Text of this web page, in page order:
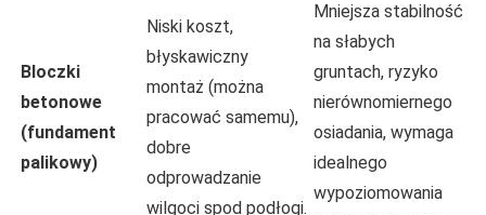
Bloczki
betonowe
(fundament
palikowy)
Niski koszt,
błyskawiczny
montaż (można
pracować samemu),
dobre
odprowadzanie
wilgoci spod podłogi.
Mniejsza stabilność
na słabych
gruntach, ryzyko
nierównomiernego
osiadania, wymaga
idealnego
wypoziomowania